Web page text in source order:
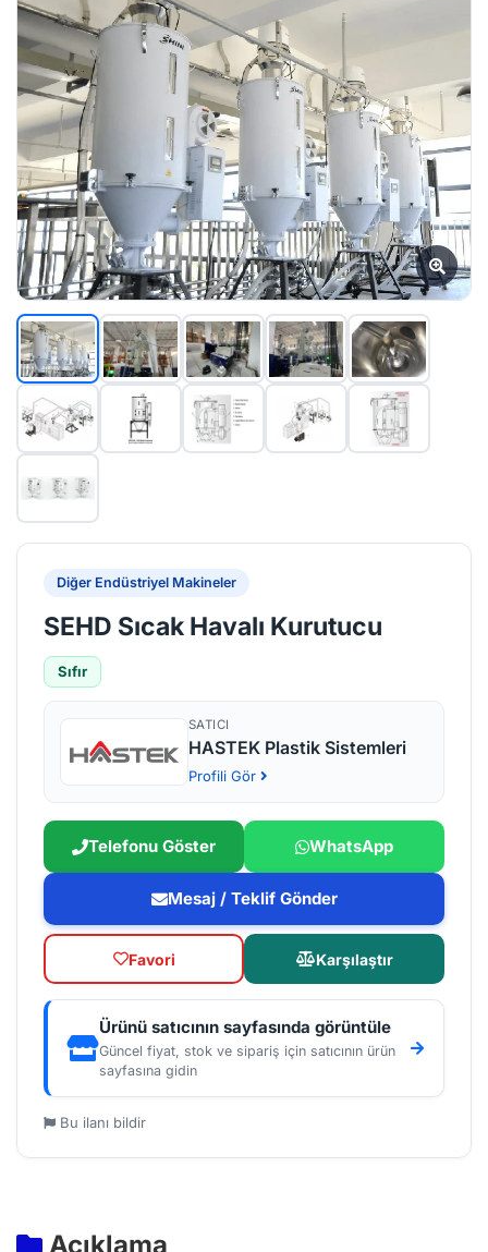
Diğer Endüstriyel Makineler
SEHD Sıcak Havalı Kurutucu
Sıfır
SATICI
HASTEK Plastik Sistemleri
Profili Gör
Telefonu Göster WhatsApp
Mesaj / Teklif Gönder
Favori Karşılaştır
Ürünü satıcının sayfasında görüntüle
Güncel fiyat, stok ve sipariş için satıcının ürün
sayfasına gidin
Bu ilanı bildir
Açıklama